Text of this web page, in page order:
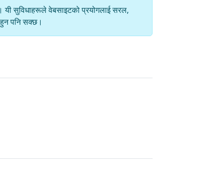
यी सुविधाहरूले वेबसाइटको प्रयोगलाई सरल,
पनि सक्छ।